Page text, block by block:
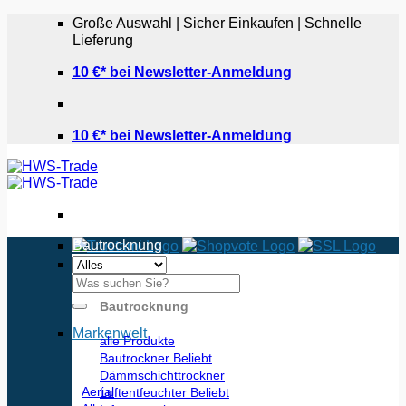
Große Auswahl | Sicher Einkaufen | Schnelle
Lieferung
10 €* bei Newsletter-Anmeldung
10 €* bei Newsletter-Anmeldung
Suchen
nach:
Markenwelt
Aerial
Bautrocknung
Bautrocknung
alle Produkte
Bautrockner
Dämmschichttrockner
Luftentfeuchter